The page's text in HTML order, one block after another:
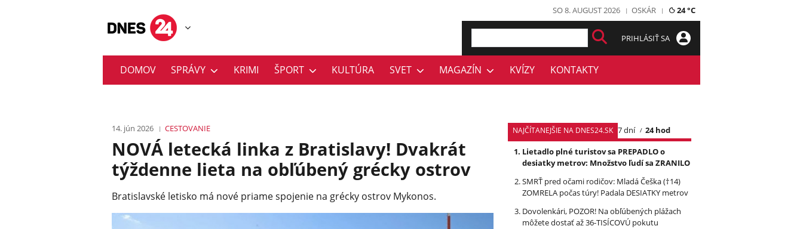
SO 8. AUGUST 2026 OSKÁR 24 °C
PRIHLÁSIŤ SA
DOMOV SPRÁVY KRIMI ŠPORT KULTÚRA SVET MAGAZÍN KVÍZY KONTAKTY
14. jún 2026 CESTOVANIE
NOVÁ letecká linka z Bratislavy! Dvakrát
týždenne lieta na obľúbený grécky ostrov
Bratislavské letisko má nové priame spojenie na grécky ostrov Mykonos.
NAJČÍTANEJŠIE NA DNES24.SK 7 dní
24 hod
Lietadlo plné turistov sa PREPADLO o
desiatky metrov: Množstvo ľudí sa ZRANILO
SMRŤ pred očami rodičov: Mladá Češka (†14)
ZOMRELA počas túry! Padala DESIATKY metrov
Dovolenkári, POZOR! Na obľúbených plážach
môžete dostať až 36-TISÍCOVÚ pokutu